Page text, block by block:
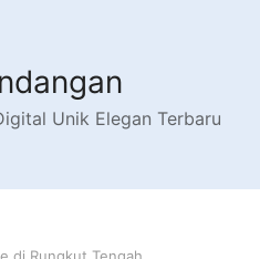
Unik Elegan Terbaru